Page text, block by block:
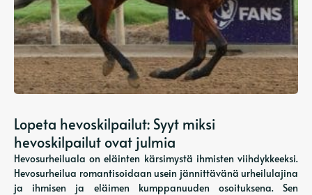
Lopeta hevoskilpailut: Syyt miksi
hevoskilpailut ovat julmia
Hevosurheiluala on eläinten kärsimystä ihmisten viihdykkeeksi.
Hevosurheilua romantisoidaan usein jännittävänä urheilulajina
ja ihmisen ja eläimen kumppanuuden osoituksena. Sen